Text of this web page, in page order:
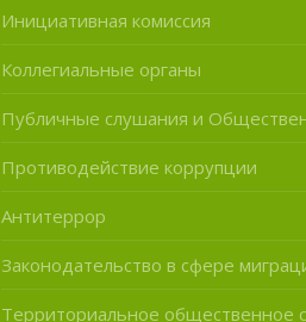
Инициативная комиссия
Коллегиальные органы
Публичные слушания и
Противодействие коррупции
Антитеррор
Законодательство в сфере
Территориальное общественное